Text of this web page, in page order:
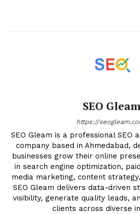
SEO Gleam
https://
SEO Gleam is a professional SEO
company based in Ahmedabad,
businesses grow their online
in search engine optimization,
media marketing, content
SEO Gleam delivers data-driven
visibility, generate quality leads,
clients across diverse